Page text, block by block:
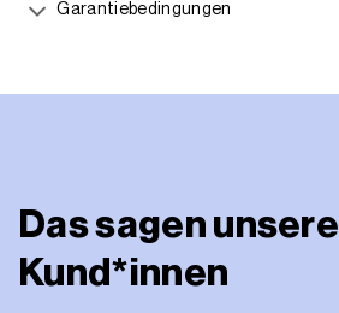
Garantiebedingungen
Das sagen unsere
Kund*innen